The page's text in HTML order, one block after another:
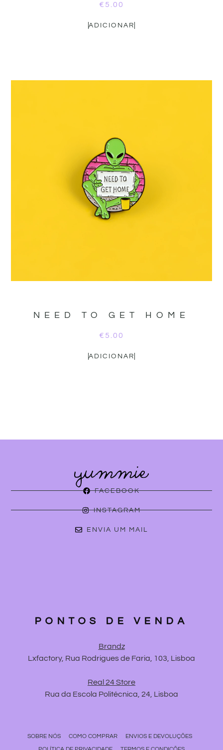
€ 5.00
ADICIONAR
NEED TO GET HOME
€ 5.00
ADICIONAR
FACEBOOK
INSTAGRAM
ENVIA UM MAIL
PONTOS DE VENDA
Brandz
Lxfactory, Rua Rodrigues de Faria, 103, Lisboa
Real 24 Store
Rua da Escola Politécnica, 24, Lisboa
SOBRE NÓS COMO COMPRAR
ENVIOS E DEVOLUÇÕES